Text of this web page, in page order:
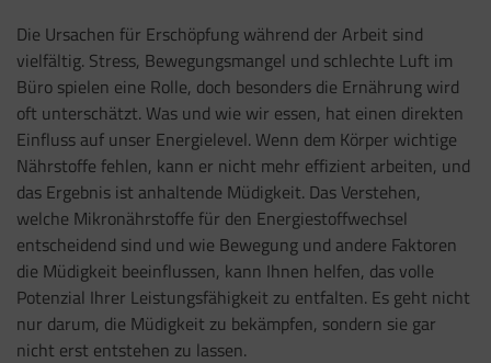
Die Ursachen für Erschöpfung während der Arbeit sind
vielfältig. Stress, Bewegungsmangel und schlechte Luft im
Büro spielen eine Rolle, doch besonders die Ernährung wird
oft unterschätzt. Was und wie wir essen, hat einen direkten
Einfluss auf unser Energielevel. Wenn dem Körper wichtige
Nährstoffe fehlen, kann er nicht mehr effizient arbeiten, und
das Ergebnis ist anhaltende Müdigkeit. Das Verstehen,
welche Mikronährstoffe für den Energiestoffwechsel
entscheidend sind und wie Bewegung und andere Faktoren
die Müdigkeit beeinflussen, kann Ihnen helfen, das volle
Potenzial Ihrer Leistungsfähigkeit zu entfalten. Es geht nicht
nur darum, die Müdigkeit zu bekämpfen, sondern sie gar
nicht erst entstehen zu lassen.